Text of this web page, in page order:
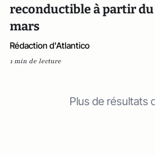
reconductible à partir du
mars
Rédaction d'Atlantico
1 min de lecture
Plus de résultats